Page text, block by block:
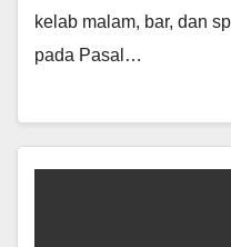
kelab malam, bar, dan
pada Pasal…